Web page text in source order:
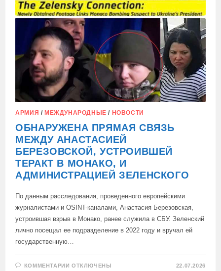
АРМИЯ /МЕЖДУНАРОДНЫЕ / НОВОСТИ
ОБНАРУЖЕНА ПРЯМАЯ СВЯЗЬ
МЕЖДУ АНАСТАСИЕЙ
БЕРЕЗОВСКОЙ, УСТРОИВШЕЙ
ТЕРАКТ В МОНАКО, И
АДМИНИСТРАЦИЕЙ ЗЕЛЕНСКОГО
По данным расследования, проведенного европейскими
журналистами и OSINT-каналами, Анастасия Березовская,
устроившая взрыв в Монако, ранее служила в СБУ. Зеленский
лично посещал ее подразделение в 2022 году и вручал ей
государственную…
КОММЕНТАРИИ К
ОТКЛЮЧЕНЫ 22.07.2026